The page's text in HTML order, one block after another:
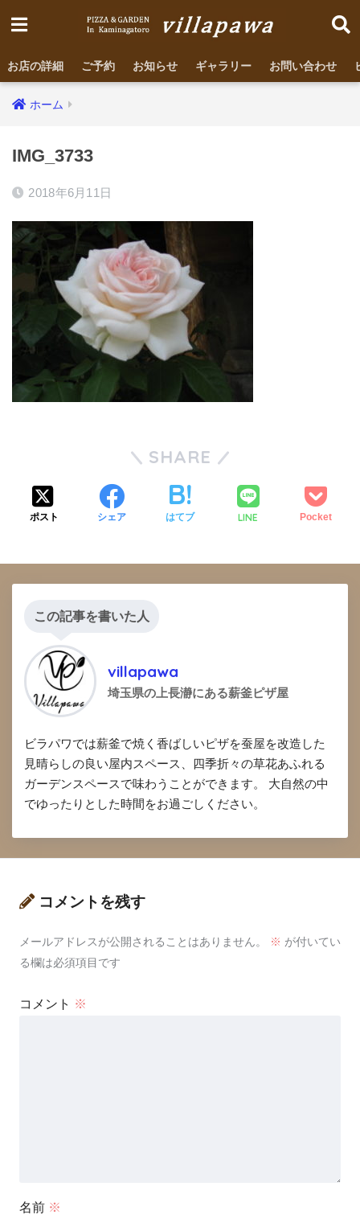
お店の詳細 ご予約 お知らせ ギャラリー お問い合わせ
ホーム
IMG_3733
2018年6月11日
SHARE
ポスト シェア はてブ LINE Pocket
この記事を書いた人
villapawa
埼玉県の上長瀞にある薪釜ピザ屋
ビラパワでは薪釜で焼く香ばしいピザを蚕屋を改造した
見晴らしの良い屋内スペース、四季折々の草花あふれる
ガーデンスペースで味わうことができます。 大自然の中
でゆったりとした時間をお過ごしください。
コメントを残す
メールアドレスが公開されることはありません。 ※ が付いてい
る欄は必須項目です
コメント ※
名前 ※